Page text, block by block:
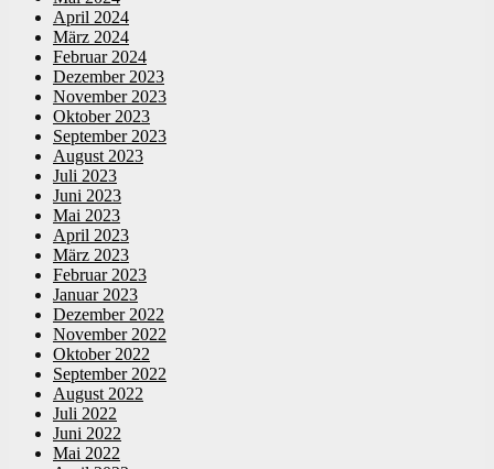
April 2024
März 2024
Februar 2024
Dezember 2023
November 2023
Oktober 2023
September 2023
August 2023
Juli 2023
Juni 2023
Mai 2023
April 2023
März 2023
Februar 2023
Januar 2023
Dezember 2022
November 2022
Oktober 2022
September 2022
August 2022
Juli 2022
Juni 2022
Mai 2022